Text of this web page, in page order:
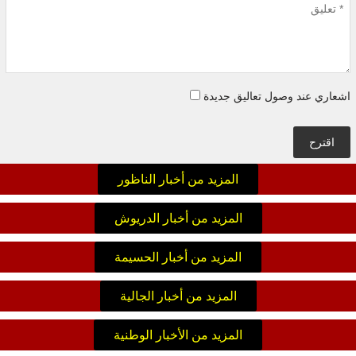
اشعاري عند وصول تعاليق جديدة
اقترح
المزيد من أخبار الناظور
المزيد من أخبار الدريوش
المزيد من أخبار الحسيمة
المزيد من أخبار الجالية
المزيد من الأخبار الوطنية